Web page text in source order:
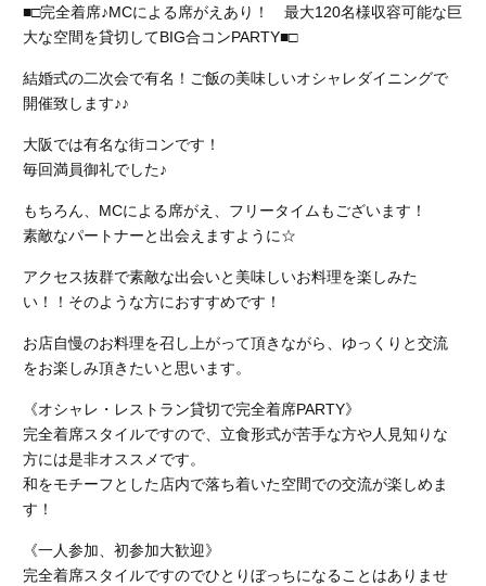
■□完全着席♪MCによる席がえあり！ 最大120名様収容可能な巨
大な空間を貸切してBIG合コンPARTY■□
結婚式の二次会で有名！ご飯の美味しいオシャレダイニングで
開催致します♪♪
大阪では有名な街コンです！
毎回満員御礼でした♪
もちろん、MCによる席がえ、フリータイムもございます！
素敵なパートナーと出会えますように☆
アクセス抜群で素敵な出会いと美味しいお料理を楽しみた
い！！そのような方におすすめです！
お店自慢のお料理を召し上がって頂きながら、ゆっくりと交流
をお楽しみ頂きたいと思います。
《オシャレ・レストラン貸切で完全着席PARTY》
完全着席スタイルですので、立食形式が苦手な方や人見知りな
方には是非オススメです。
和をモチーフとした店内で落ち着いた空間での交流が楽しめま
す！
《一人参加、初参加大歓迎》
完全着席スタイルですのでひとりぼっちになることはありませ